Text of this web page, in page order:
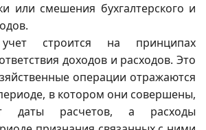
или смешения бухгалтерского и
учет строится на принципах
доходов и расходов. Это
операции отражаются
в котором они совершены,
даты расчетов, а расходы